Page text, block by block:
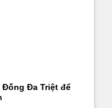
Đa Triệt để